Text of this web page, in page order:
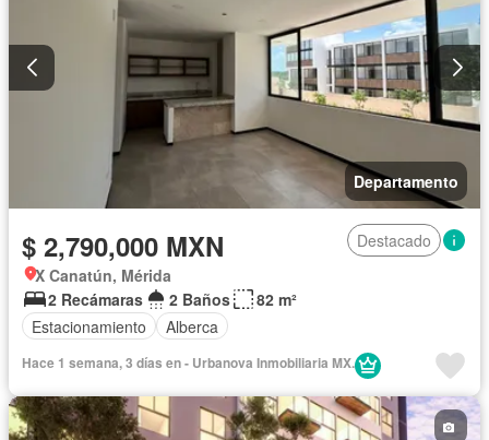
Departamento
$ 2,790,000 MXN
Destacado
X Canatún, Mérida
2 Recámaras
2 Baños
82 m²
Estacionamiento
Alberca
Hace 1 semana, 3 días en - Urbanova Inmobiliaria MX.